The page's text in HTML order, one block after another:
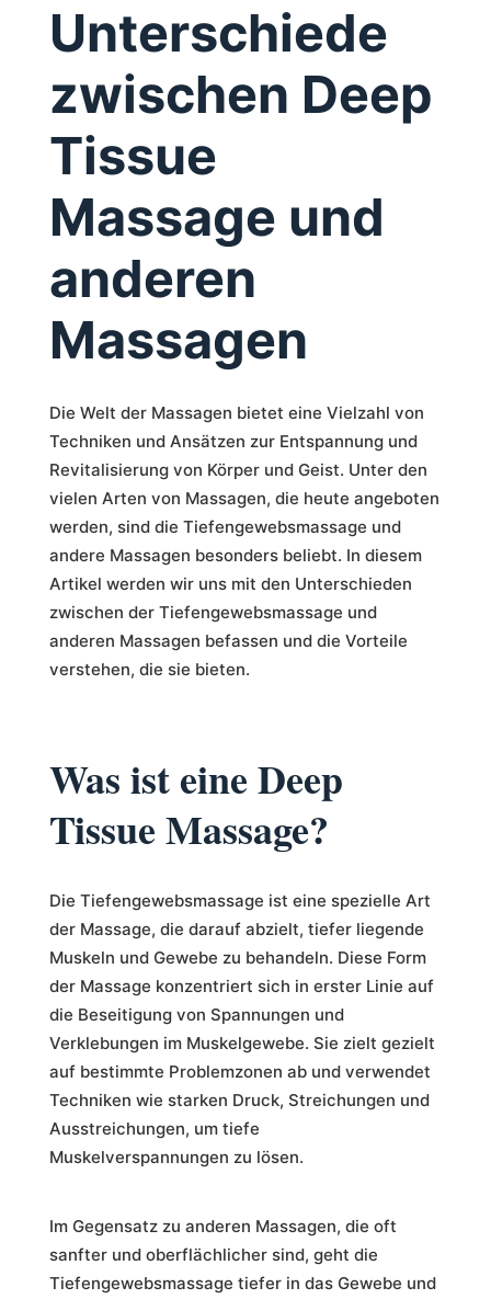
Unterschiede
zwischen Deep
Tissue
Massage und
anderen
Massagen
Die Welt der Massagen bietet eine Vielzahl von
Techniken und Ansätzen zur Entspannung und
Revitalisierung von Körper und Geist. Unter den
vielen Arten von Massagen, die heute angeboten
werden, sind die Tiefengewebsmassage und
andere Massagen besonders beliebt. In diesem
Artikel werden wir uns mit den Unterschieden
zwischen der Tiefengewebsmassage und
anderen Massagen befassen und die Vorteile
verstehen, die sie bieten.
Was ist eine Deep
Tissue Massage?
Die Tiefengewebsmassage ist eine spezielle Art
der Massage, die darauf abzielt, tiefer liegende
Muskeln und Gewebe zu behandeln. Diese Form
der Massage konzentriert sich in erster Linie auf
die Beseitigung von Spannungen und
Verklebungen im Muskelgewebe. Sie zielt gezielt
auf bestimmte Problemzonen ab und verwendet
Techniken wie starken Druck, Streichungen und
Ausstreichungen, um tiefe
Muskelverspannungen zu lösen.
Im Gegensatz zu anderen Massagen, die oft
sanfter und oberflächlicher sind, geht die
Tiefengewebsmassage tiefer in das Gewebe und